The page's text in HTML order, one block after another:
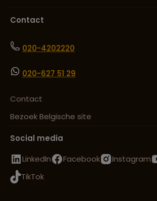
Contact
020-4202220
020-627 51 29
Contact
Bezoek Belgische site
Social media
LinkedIn
Facebook Instagram
TikTok